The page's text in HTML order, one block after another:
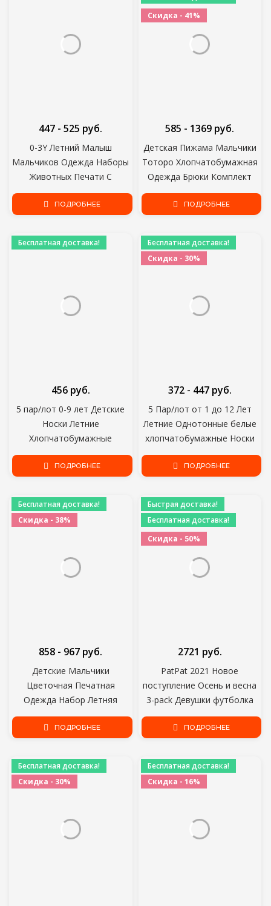
0-3Y Летний Малыш
Мальчиков Одежда Наборы
Животных Печати С
Коротким Рукавом Ползунки
Топы Брюки Шорты 2 шт.
447 - 525 руб.
ПОДРОБНЕЕ
Скидка - 41%
Детская Пижама Мальчики
Тоторо Хлопчатобумажная
Одежда Брюки Комплект
Мультфильм Пижамы
Детские Пижамы Для
Наряды Детская пижама
585 - 1369 руб.
ПОДРОБНЕЕ
Бесплатная доставка!
5 пар/лот 0-9 лет Детские
Носки Летние
Хлопчатобумажные
Мультяшные Животные
Детские Носки Морковь
Новорожденный Мальчик
Малыш Детские Носки
456 руб.
ПОДРОБНЕЕ
Бесплатная доставка!
Скидка - 30%
5 Пар/лот от 1 до 12 Лет
Летние Однотонные белые
хлопчатобумажные Носки
Для Детей Носки Весна No-
show Low Cut Socks Boys
372 - 447 руб.
ПОДРОБНЕЕ
Бесплатная доставка!
Скидка - 38%
Детские Мальчики
Цветочная Печатная
Одежда Набор Летняя
Рубашка С Коротким
Рукавом Топ+Брюки 2 шт.
Детская Одежда Наряд
858 - 967 руб.
ПОДРОБНЕЕ
Быстрая доставка!
Бесплатная доставка!
Скидка - 50%
PatPat 2021 Новое
поступление Осень и весна
3-pack Девушки футболка
Цветочные точки С длинным
рукавом Тройник Наборы
2721 руб.
ПОДРОБНЕЕ
Бесплатная доставка!
Скидка - 30%
Бесплатная доставка!
Скидка - 16%